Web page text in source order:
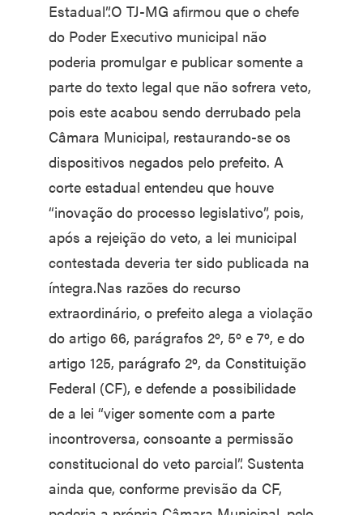
Estadual”.O TJ-MG afirmou que o chefe
do Poder Executivo municipal não
poderia promulgar e publicar somente a
parte do texto legal que não sofrera veto,
pois este acabou sendo derrubado pela
Câmara Municipal, restaurando-se os
dispositivos negados pelo prefeito. A
corte estadual entendeu que houve
“inovação do processo legislativo”, pois,
após a rejeição do veto, a lei municipal
contestada deveria ter sido publicada na
íntegra.Nas razões do recurso
extraordinário, o prefeito alega a violação
do artigo 66, parágrafos 2º, 5º e 7º, e do
artigo 125, parágrafo 2º, da Constituição
Federal (CF), e defende a possibilidade
de a lei “viger somente com a parte
incontroversa, consoante a permissão
constitucional do veto parcial”. Sustenta
ainda que, conforme previsão da CF,